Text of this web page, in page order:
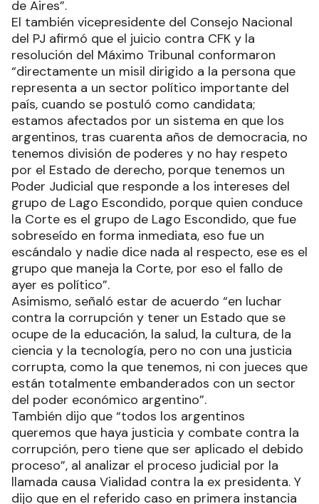
de Aires”.
El también vicepresidente del Consejo Nacional
del PJ afirmó que el juicio contra CFK y la
resolución del Máximo Tribunal conformaron
“directamente un misil dirigido a la persona que
representa a un sector político importante del
país, cuando se postuló como candidata;
estamos afectados por un sistema en que los
argentinos, tras cuarenta años de democracia, no
tenemos división de poderes y no hay respeto
por el Estado de derecho, porque tenemos un
Poder Judicial que responde a los intereses del
grupo de Lago Escondido, porque quien conduce
la Corte es el grupo de Lago Escondido, que fue
sobreseído en forma inmediata, eso fue un
escándalo y nadie dice nada al respecto, ese es el
grupo que maneja la Corte, por eso el fallo de
ayer es político”.
Asimismo, señaló estar de acuerdo “en luchar
contra la corrupción y tener un Estado que se
ocupe de la educación, la salud, la cultura, de la
ciencia y la tecnología, pero no con una justicia
corrupta, como la que tenemos, ni con jueces que
están totalmente embanderados con un sector
del poder económico argentino”.
También dijo que “todos los argentinos
queremos que haya justicia y combate contra la
corrupción, pero tiene que ser aplicado el debido
proceso”, al analizar el proceso judicial por la
llamada causa Vialidad contra la ex presidenta. Y
dijo que en el referido caso en primera instancia